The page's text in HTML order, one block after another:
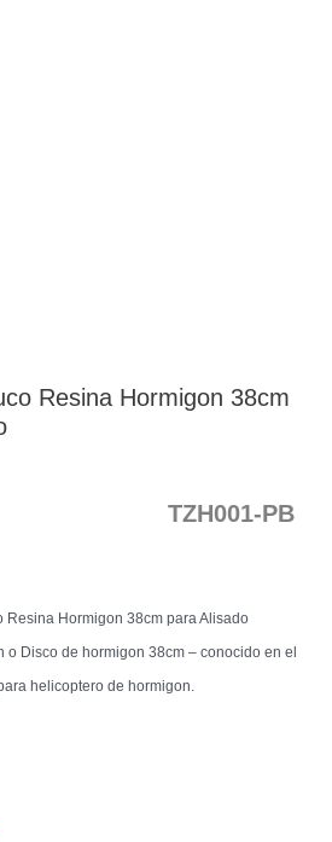
Resina Hormigon 38cm
TZH001-PB
Resina Hormigon 38cm para Alisado
o Disco de hormigon 38cm – conocido en el
helicoptero de hormigon.